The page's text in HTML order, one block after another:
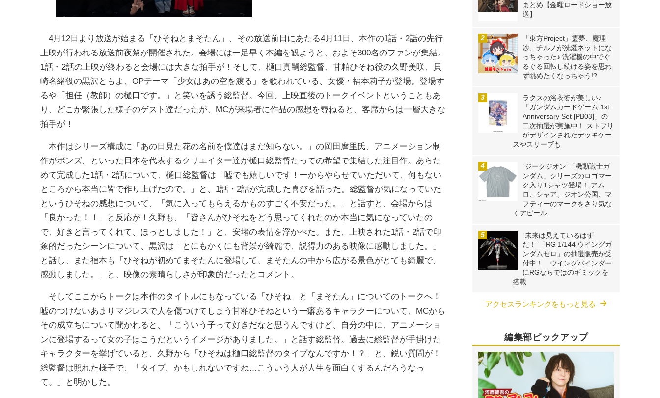
4月12日より放送が始まる「ひそねとまそたん」、その放送前日にあたる4月11日、本作の1話・2話の先行
上映が行われる放送前夜祭が開催された。会場には一足早く本編を観ようと、およそ300名のファンが集結。
1話・2話の上映が終わると会場には大きな拍手が！そして、樋口真嗣総監督、甘粕ひそね役の久野美咲、貝
崎名緒役の黒沢ともよ、OPテーマ「少女はあの空を渡る」を歌われている、女優・福本莉子が登場。登場す
るや「担任（教師）の樋口です。」と笑いを誘う総監督。今回、上映直後のトークイベントということもあ
り、どこか緊張した様子のゲスト達だったが、MCが来場者に作品の感想を尋ねると、客席からは一層大きな
拍手が！
本作はシリーズ構成に「あの日見た花の名前を僕達はまだ知らない。」の岡田麿里氏、アニメーション制
作がボンズ、といった日本を代表するクリエイター達が樋口総監督たっての希望で集結した注目作。あらた
めて完成した1話・2話について、樋口総監督は「嘘でも嬉しいです！一からやらせていただいて、何もない
ところから本当に皆で作り上げたので。」と、1話・2話が完成した喜びを語った。総監督が気になっていた
というひそねの感想について、「気に入ってもらえるかものすごく不安だった。」と話すと、会場からは
「良かった！！」と反応が！久野も、「皆さんがひそねをどう思ってくれたのか本当に気になっていたの
で、好きと言ってくれて、ほっとしました！」と、安堵の表情を浮かべた。また、上映された1話・2話で印
象的だったシーンについて、黒沢は「とにもかくにも背景が綺麗で、説得力のある映像に感動しました。」
と話し、また福本も「ひそねが初めてまそたんに登場して、まそたんの中から広がる景色がとても綺麗で、
感動しました。」と、映像の素晴らしさが印象的だったとコメント。
そしてここからトークは本作のタイトルにもなっている「ひそね」と「まそたん」についてのトークへ！
嘘のつけないあまりマジレスで人を傷つけてしまう甘粕ひそねという一癖あるキャラクーについて、MCから
その成立ちについて聞かれると、「こういう子って好きだなと思うんですけど、自分の中に、アニメーショ
ンに登場するって女の子はこうだというイメージがありました。」と話す総監督。過去に総監督が手掛けた
キャラクターを挙げていると、久野から「ひそねは樋口総監督のタイプなんですか！？」と、鋭い質問が！
総監督は照れた様子で、「タイプ、かもしれないですね…こういう人が人生を面白くするんだろうなっ
て。」と明かした。
まとめ【金曜ロードショー放
送】
「東方Project」霊夢、魔理
沙、チルノが洗濯ネットにな
っちゃった♪ 洗濯機の中でぐ
るぐる回転し続ける姿を思わ
ず眺めたくなっちゃう!?
ラクスの浴衣姿が美しい♪
「ガンダムカードゲーム 1st
Anniversary Set [PB03]」の
二次抽選が実施中！ ストフリ
がデザインされたデッキケー
スやスリーブも
“ジークジオン”「機動戦士ガ
ンダム」シリーズのロゴマー
ク入りTシャツ登場！ アム
ロ、シャア、ジオン公国、マ
フティーのマークをさり気な
くアピール
“未来は見えているはず
だ！”「RG 1/144 ウイングガ
ンダムゼロ」の抽選販売が受
付中！ ウイングバインダー
にRGならではのギミックを
搭載
アクセスランキングをもっと見る
編集部ピックアップ